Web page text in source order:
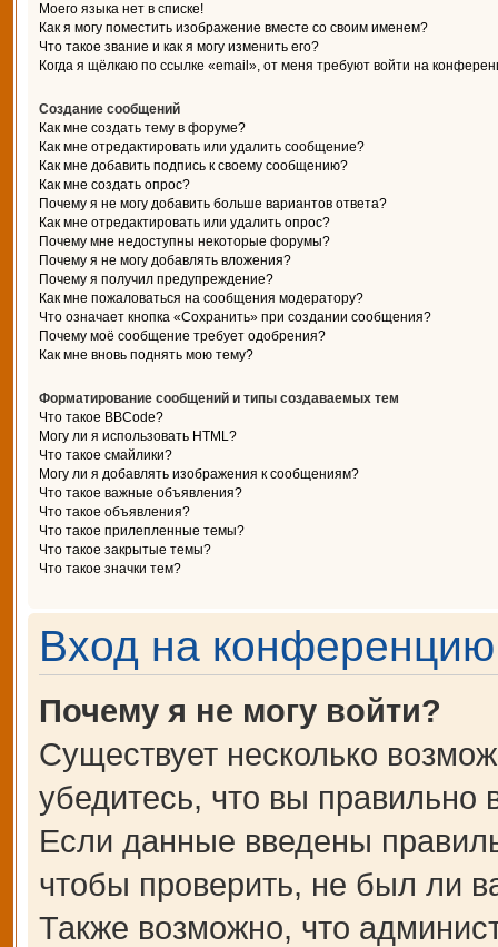
Моего языка нет в списке!
Как я могу поместить изображение вместе со своим именем?
Что такое звание и как я могу изменить его?
Когда я щёлкаю по ссылке «email», от меня требуют войти на
Создание сообщений
Как мне создать тему в форуме?
Как мне отредактировать или удалить сообщение?
Как мне добавить подпись к своему сообщению?
Как мне создать опрос?
Почему я не могу добавить больше вариантов ответа?
Как мне отредактировать или удалить опрос?
Почему мне недоступны некоторые форумы?
Почему я не могу добавлять вложения?
Почему я получил предупреждение?
Как мне пожаловаться на сообщения модератору?
Что означает кнопка «Сохранить» при создании сообщения?
Почему моё сообщение требует одобрения?
Как мне вновь поднять мою тему?
Форматирование сообщений и типы создаваемых тем
Что такое BBCode?
Могу ли я использовать HTML?
Что такое смайлики?
Могу ли я добавлять изображения к сообщениям?
Что такое важные объявления?
Что такое объявления?
Что такое прилепленные темы?
Что такое закрытые темы?
Что такое значки тем?
Вход на конференцию
Почему я не могу войти?
Существует несколько
убедитесь, что вы правильно
Если данные введены
чтобы проверить, не был ли
Также возможно, что